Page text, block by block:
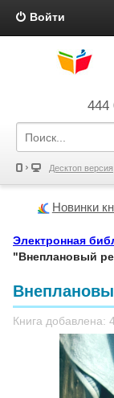
Войти
444
Десктоп версия
Новинки
Электронная
"Внеплановый
Книга добавлена: